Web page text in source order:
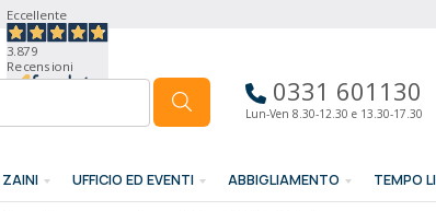
Eccellente
3.879
Recensioni
0331 601130
Lun-Ven 8.30-12.30 e 13.30-17.30
ZAINI UFFICIO ED EVENTI ABBIGLIAMENTO TEMPO